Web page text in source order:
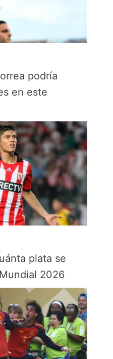
podría
en este
plata se
2026